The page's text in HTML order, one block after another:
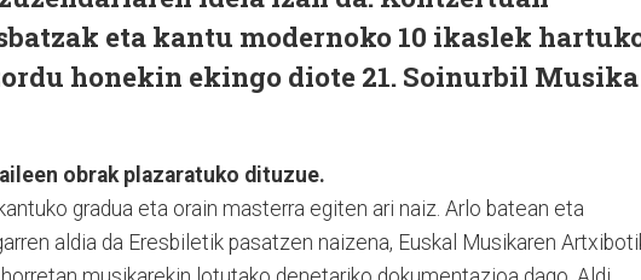
eta kantu modernoko 10 ikaslek
honekin ekingo diote 21. Soinurbil Musika
obrak plazaratuko dituzue.
gradua eta orain masterra egiten ari naiz. Arlo batean eta
aldia da Eresbiletik pasatzen naizena, Euskal Musikaren